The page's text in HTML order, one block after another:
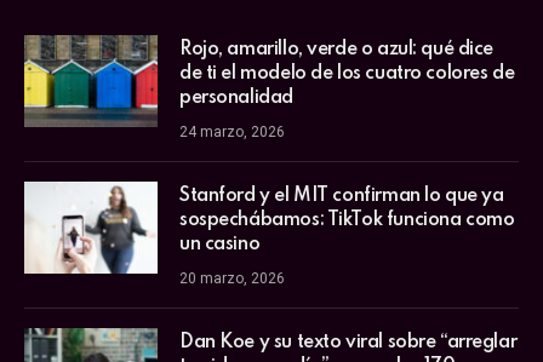
Rojo, amarillo, verde o azul: qué dice
de ti el modelo de los cuatro colores de
personalidad
24 marzo, 2026
Stanford y el MIT confirman lo que ya
sospechábamos: TikTok funciona como
un casino
20 marzo, 2026
Dan Koe y su texto viral sobre “arreglar